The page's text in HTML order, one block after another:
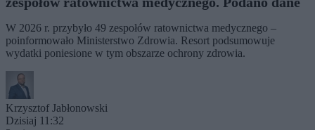
W 2026 r. przybyło 49 zespołów ratownictwa medycznego –
poinformowało Ministerstwo Zdrowia. Resort podsumowuje
wydatki poniesione w tym obszarze ochrony zdrowia.
Krzysztof Jabłonowski
Dzisiaj 11:32